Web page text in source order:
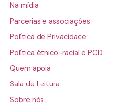
Na mídia
Parcerias e associações
Política de Privacidade
Política étnico-racial e PCD
Quem apoia
Sala de Leitura
Sobre nós